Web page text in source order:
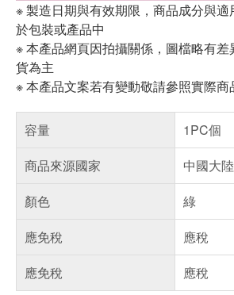
※ 製造日期與有效期限，商品成分與
於包裝或產品中
※ 本產品網頁因拍攝關係，圖檔略有差
貨為主
※ 本產品文案若有變動敬請參照實際商
容量
1PC個
商品來源國家
中國大陸
顏色
綠
應免稅
應稅
應免稅
應稅